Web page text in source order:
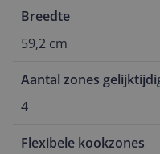
Breedte
59,2 cm
Aantal zones
4
Flexibele kookzones